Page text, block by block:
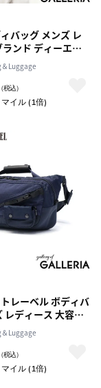
バッグ メンズ レ
ンド ディーエス
グ 斜めがけバッ
ー ボディーバッグ
横型 かっこいい
ブラック
Luggage
（税込）
イル (1倍)
レーベル ボディバ
レディース 大容量
LABEL バッグ
ングバッグ 日本
けバッグ ショルダ
ッグ 横 黒 おしゃ
Luggage
（税込）
イル (1倍)